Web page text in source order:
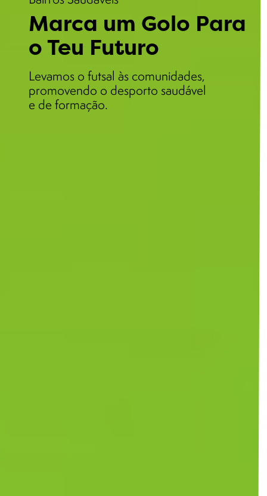
Marca um Golo Para
o Teu Futuro
Levamos o futsal às comunidades,
promovendo o desporto saudável
e de formação.